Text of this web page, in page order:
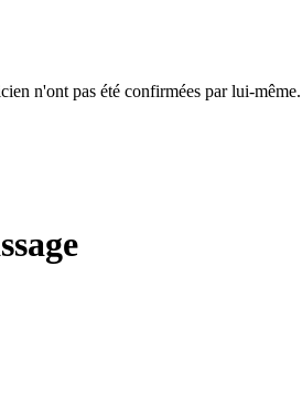
n'ont pas été confirmées par lui-même.